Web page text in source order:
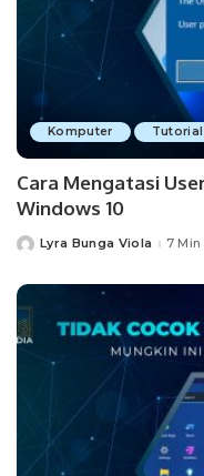
Komputer Tutorial
Cara Mengatasi
Windows 10
PostedLyra Bunga Viola 7